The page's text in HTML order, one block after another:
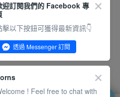
個好評吧
迎訂閱我們的 Facebook 專
擊以下按鈕可獲得最新資訊👇
透過 Messenger 訂閱
! Feel free to chat with